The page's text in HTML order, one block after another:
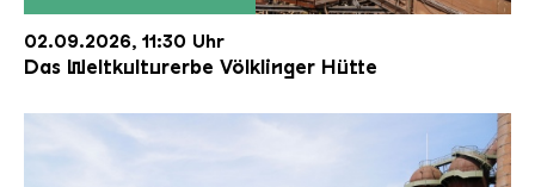
Der Erzschrägaufzug der Völklinger Hütte mit
Copyright: Weltkulturerbe Völklinger Hütte | Karl
02.09.2026, 11:30 Uhr
Das Weltkulturerbe Völklinger Hütte